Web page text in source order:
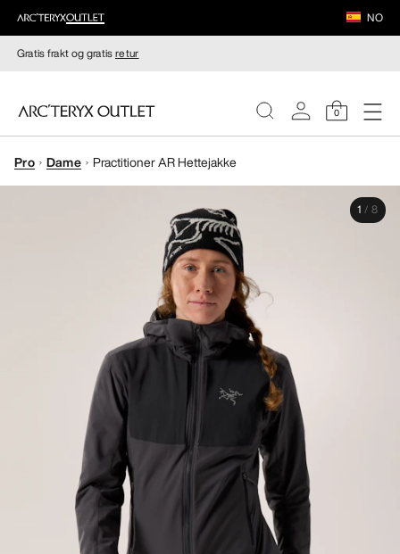
NO
Gratis frakt og gratisretur
0
DAMER
Pro Dame Practitioner AR Hettejakke
1 / 8